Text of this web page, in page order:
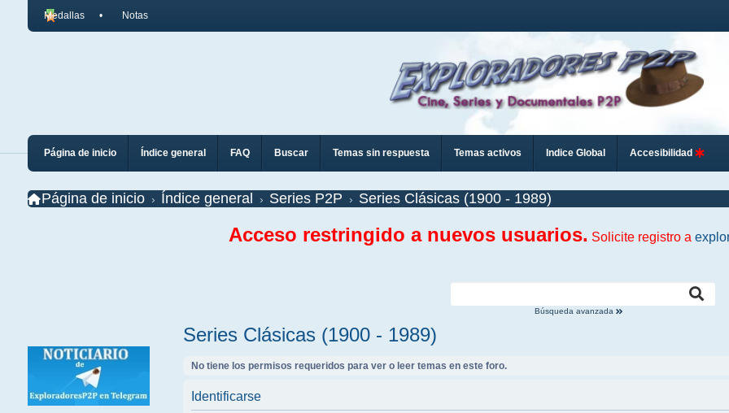
Medallas Notas
Página de inicio Índice general FAQ Buscar Temas sin respuesta Temas activos Indice Global Accesibilidad
Página de inicio Índice general Series P2P Series Clásicas (1900 - 1989)
Acceso restringido a nuevos usuarios. Solicite registro a
Búsqueda avanzada
Series Clásicas (1900 - 1989)
No tiene los permisos requeridos para ver o leer temas en este foro.
Identificarse